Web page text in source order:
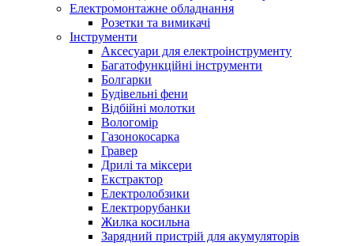
Електромонтажне обладнання
Розетки та вимикачі
Інструменти
Аксесуари для електроінструменту
Багатофункційні інструменти
Болгарки
Будівельні фени
Відбійні молотки
Вологомір
Газонокосарка
Гравер
Дрилі та міксери
Екстрактор
Електролобзики
Електрорубанки
Жилка косильна
Зарядний пристрій для акумуляторів